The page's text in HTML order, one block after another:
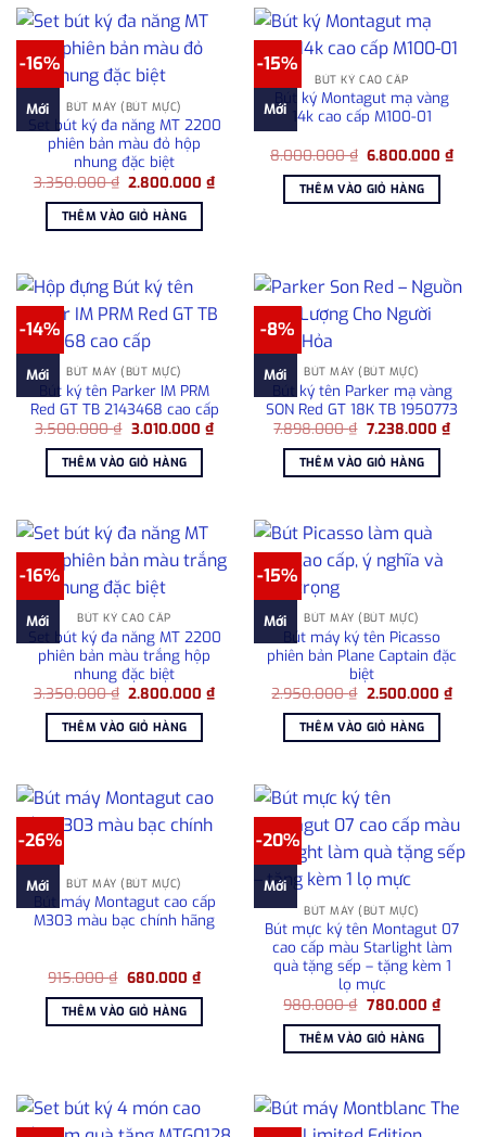
-16%
Mới BÚT MÁY (BÚT MỰC)
Set bút ký đa năng MT 2200
phiên bản màu đỏ hộp
nhung đặc biệt
3.350.000₫ Giá
là:
3.350.000 ₫.
2.800.000₫Giá
hiện
THÊM VÀO GIỎ HÀNG
-15%
Mới
BÚT KÝ CAO CẤP
Bút ký Montagut mạ vàng
14k cao cấp M100-01
8.000.000₫ Giá
là:
8.000.000 ₫.
6.800.000₫Giá
hiện
THÊM VÀO GIỎ HÀNG
-14%
Mới BÚT MÁY (BÚT MỰC)
Bút ký tên Parker IM PRM
Red GT TB 2143468 cao cấp
3.500.000₫ Giá
là:
3.500.000 ₫.
3.010.000 ₫Giá
hiện
3.010.000 ₫.
THÊM VÀO GIỎ HÀNG
-8%
Mới BÚT MÁY (BÚT MỰC)
Bút ký tên Parker mạ vàng
SON Red GT 18K TB 1950773
7.898.000₫ Giá
là:
7.898.000 ₫.
7.238.000 ₫Giá
hiện
THÊM VÀO GIỎ HÀNG
-16%
Mới BÚT KÝ CAO CẤP
Set bút ký đa năng MT 2200
phiên bản màu trắng hộp
nhung đặc biệt
3.350.000₫ Giá
là:
3.350.000 ₫.
2.800.000₫Giá
THÊM VÀO GIỎ HÀNG
-15%
Mới BÚT MÁY (BÚT MỰC)
Bút máy ký tên Picasso
phiên bản Plane Captain đặc
biệt
2.950.000₫ Giá
là:
2.950.000 ₫.
2.500.000 ₫Giá
THÊM VÀO GIỎ HÀNG
-26%
Mới BÚT MÁY (BÚT MỰC)
Bút máy Montagut cao cấp
M303 màu bạc chính hãng
915.000₫ Giá
là:
915.000 ₫.
680.000 ₫Giá
hiện
tại
680.000 ₫.
THÊM VÀO GIỎ HÀNG
-20%
Mới
BÚT MÁY (BÚT MỰC)
Bút mực ký tên Montagut 07
cao cấp màu Starlight làm
quà tặng sếp – tặng kèm 1
lọ mực
980.000₫ Giá
là:
980.000 ₫.
780.000 ₫Giá
hiện
THÊM VÀO GIỎ HÀNG